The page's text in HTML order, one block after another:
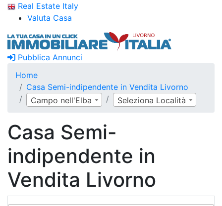
Real Estate Italy
Valuta Casa
Pubblica Annunci
Home
Casa Semi-indipendente in Vendita Livorno
Campo nell'Elba
Seleziona Località
Casa Semi-
indipendente in
Vendita Livorno